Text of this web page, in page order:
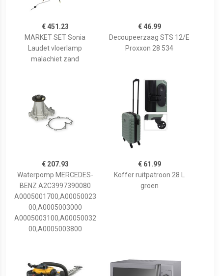
€ 451.23
MARKET SET Sonia
Laudet vloerlamp
malachiet zand
€ 46.99
Decoupeerzaag STS 12/E
Proxxon 28 534
€ 207.93
Waterpomp MERCEDES-
BENZ A2C3997390080
A0005001700,A00050023
00,A0005003000
A0005003100,A00050032
00,A0005003800
€ 61.99
Koffer ruitpatroon 28 L
groen